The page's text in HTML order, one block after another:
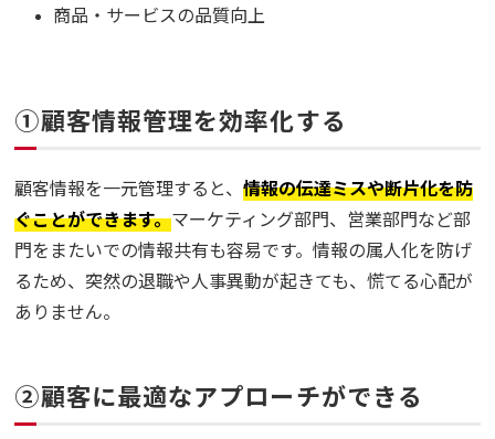
商品・サービスの品質向上
①顧客情報管理を効率化する
顧客情報を一元管理すると、情報の伝達ミスや断片化を防
ぐことができます。マーケティング部門、営業部門など部
門をまたいでの情報共有も容易です。情報の属人化を防げ
るため、突然の退職や人事異動が起きても、慌てる心配が
ありません。
②顧客に最適なアプローチができる